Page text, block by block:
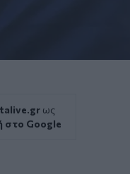
ως
στο Google